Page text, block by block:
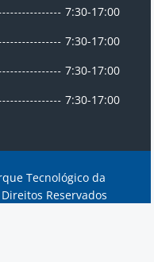
7:30-17:00
7:30-17:00
7:30-17:00
7:30-17:00
Tecnológico da
Reservados